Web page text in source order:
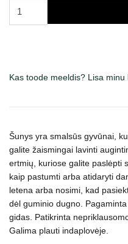
lenta
Kas toode meeldis? Lisa minu
Šunys yra smalsūs gyvūnai,
galite žaismingai lavinti
ertmių, kuriose galite paslėpti
kaip pastumti arba atidaryti
letena arba nosimi, kad
dėl guminio dugno.
gidas. Patikrinta
Galima plauti indaplovėje.